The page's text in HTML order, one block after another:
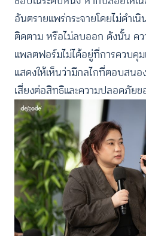
อันตรายแพร่กระจายโดยไม่ดำเ
ติดตาม หรือไม่ลบออก ดังนั้น ค
แพลตฟอร์มไม่ได้อยู่ที่การควบคุ
แสดงให้เห็นว่ามีกลไกที่ตอบสนอ
เสี่ยงต่อสิทธิและความปลอดภัย